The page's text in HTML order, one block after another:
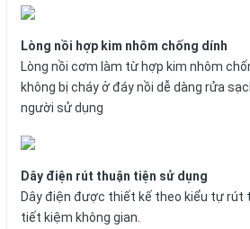
Lòng nồi hợp kim nhôm chống dính
Lòng nồi cơm làm từ hợp kim nhôm
không bị cháy ở đáy nồi dễ dàng rửa
người sử dụng
Dây điện rút thuận tiện sử dụng
Dây điện được thiết kế theo kiểu tự rút
tiết kiệm không gian.